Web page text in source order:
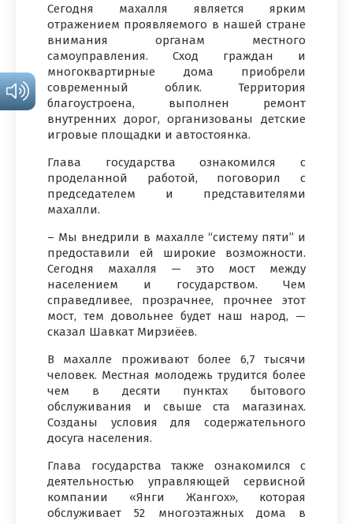
Сегодня махалля является ярким
отражением проявляемого в нашей стране
внимания органам местного
самоуправления. Сход граждан и
многоквартирные дома приобрели
современный облик. Территория
благоустроена, выполнен ремонт
внутренних дорог, организованы детские
игровые площадки и автостоянка.
Глава государства ознакомился с
проделанной работой, поговорил с
председателем и представителями
махалли.
– Мы внедрили в махалле “систему пяти” и
предоставили ей широкие возможности.
Сегодня махалля — это мост между
населением и государством. Чем
справедливее, прозрачнее, прочнее этот
мост, тем довольнее будет наш народ, —
сказал Шавкат Мирзиёев.
В махалле проживают более 6,7 тысячи
человек. Местная молодежь трудится более
чем в десяти пунктах бытового
обслуживания и свыше ста магазинах.
Созданы условия для содержательного
досуга населения.
Глава государства также ознакомился с
деятельностью управляющей сервисной
компании «Янги Жангох», которая
обслуживает 52 многоэтажных дома в